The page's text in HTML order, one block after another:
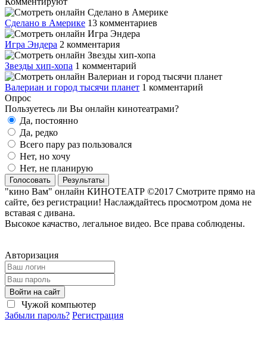
Сделано в Америке 13 комментариев
Игра Эндера 2 комментария
Звезды хип-хопа 1 комментарий
Валериан и город тысячи планет 1 комментарий
Опрос
Пользуетесь ли Вы онлайн кинотеатрами?
Да, постоянно
Да, редко
Всего пару раз пользовался
Нет, но хочу
Нет, не планирую
Голосовать Результаты
"кино Вам" онлайн КИНОТЕАТР ©2017 Смотрите прямо на
сайте, без регистрации! Наслаждайтесь просмотром дома не
вставая с дивана.
Высокое качаство, легальное видео. Все права соблюдены.
Авторизация
Войти на сайт
Чужой компьютер
Забыли пароль? Регистрация